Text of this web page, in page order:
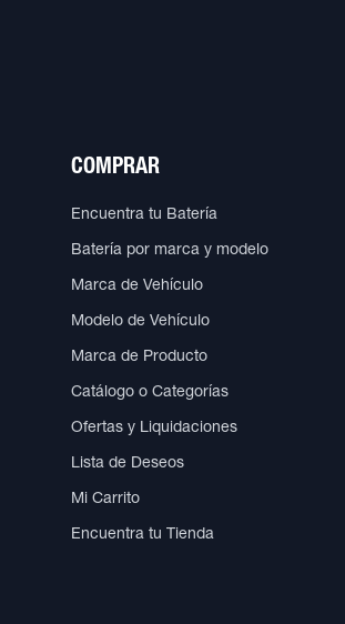
COMPRAR
Encuentra tu Batería
Batería por marca y modelo
Marca de Vehículo
Modelo de Vehículo
Marca de Producto
Catálogo o Categorías
Ofertas y Liquidaciones
Lista de Deseos
Mi Carrito
Encuentra tu Tienda